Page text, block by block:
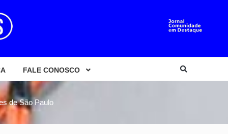
FALE CONOSCO
de São Paulo